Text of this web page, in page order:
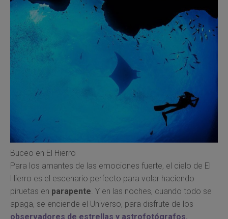
Buceo en El Hierro
Para los amantes de las emociones fuerte, el cielo de El
Hierro es el escenario perfecto para volar haciendo
piruetas en parapente. Y en las noches, cuando todo se
apaga, se enciende el Universo, para disfrute de los
observadores de estrellas y astrofotógrafos.